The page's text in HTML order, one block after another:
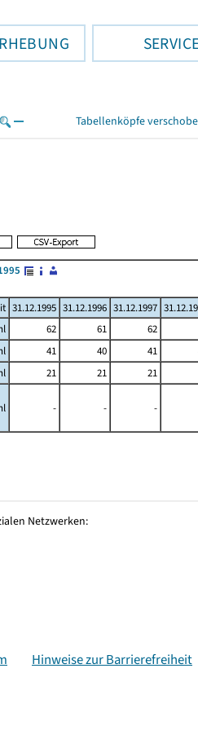
Tabellenköpfe
31.12.1995 31.12.1996 31.12.1997
62 61 62
41 40 41
21 21 21
- - -
Netzwerken:
Hinweise zur Barrierefreiheit